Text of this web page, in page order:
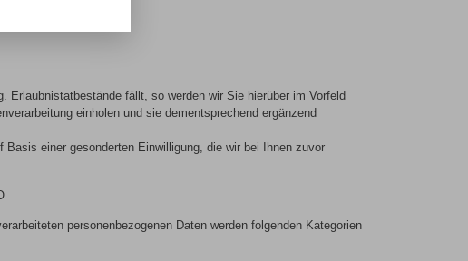
Erlaubnistatbestände fällt, so werden wir Sie hierüber im Vorfeld
einholen und sie dementsprechend ergänzend
einer gesonderten Einwilligung, die wir bei Ihnen zuvor
personenbezogenen Daten werden folgenden Kategorien